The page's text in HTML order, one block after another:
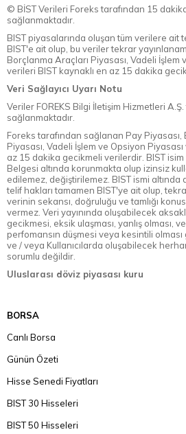
© BİST Verileri Foreks tarafından 15
sağlanmaktadır.
BIST piyasalarında oluşan tüm verilere ait
BIST'e ait olup, bu veriler tekrar
Borçlanma Araçları Piyasası, Vadeli İşlem
verileri BIST kaynaklı en az 15 dakika
Veri Sağlayıcı Uyarı Notu
Veriler FOREKS Bilgi İletişim Hizmetleri
sağlanmaktadır.
Foreks tarafından sağlanan Pay Piyasası,
Piyasası, Vadeli İşlem ve Opsiyon
az 15 dakika gecikmeli verilerdir. BIST
Belgesi altında korunmakta olup izinsiz
edilemez, değiştirilemez. BIST ismi altında
telif hakları tamamen BIST'ye ait olup,
verinin sekansı, doğruluğu ve tamlığı
vermez. Veri yayınında oluşabilecek
gecikmesi, eksik ulaşması, yanlış olması,
perfomansın düşmesi veya kesintili olması
ve / veya Kullanıcılarda oluşabilecek
sorumlu değildir.
Uluslarası döviz piyasası kuru
BORSA
Canlı Borsa
Günün Özeti
Hisse Senedi Fiyatları
BIST 30 Hisseleri
BIST 50 Hisseleri